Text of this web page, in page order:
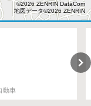
©2026 ZENRIN DataCom
地図データ©2026 ZENRIN
動車